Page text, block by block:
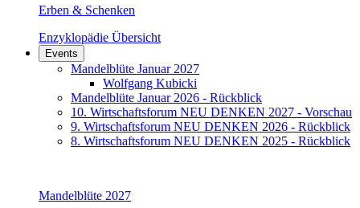
Erben & Schenken
Enzyklopädie Übersicht
Events
Mandelblüte Januar 2027
Wolfgang Kubicki
Mandelblüte Januar 2026 - Rückblick
10. Wirtschaftsforum NEU DENKEN 2027 - Vorschau
9. Wirtschaftsforum NEU DENKEN 2026 - Rückblick
8. Wirtschaftsforum NEU DENKEN 2025 - Rückblick
Mandelblüte 2027